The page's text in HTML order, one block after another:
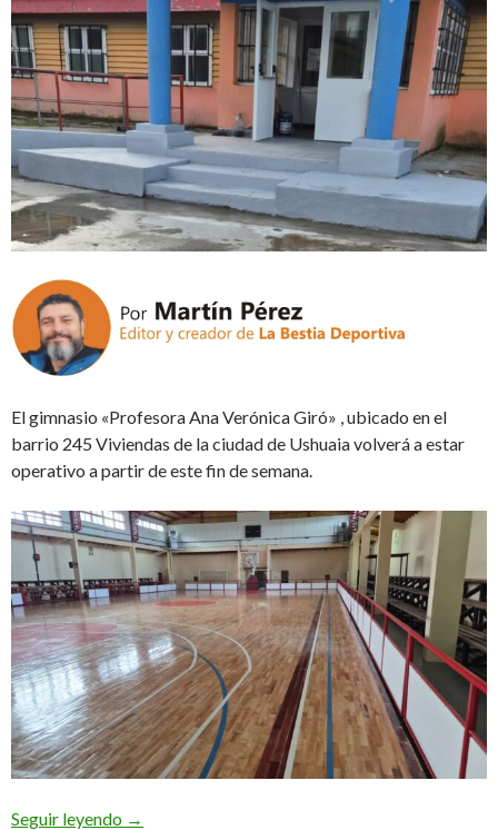
El gimnasio «Profesora Ana Verónica Giró» , ubicado en el
barrio 245 Viviendas de la ciudad de Ushuaia volverá a estar
operativo a partir de este fin de semana.
Seguir leyendo Reabre el «Ana Giró»
→